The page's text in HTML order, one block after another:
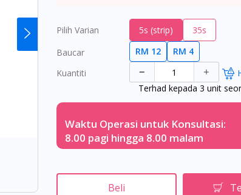
Pilih Varian 5s (strip)
35s
Baucar
RM 12
RM 4
Kuantiti
Terhad kepada 3 unit
Waktu Operasi untuk Konsultasi:
8.00 pagi hingga 8.00 malam
Beli